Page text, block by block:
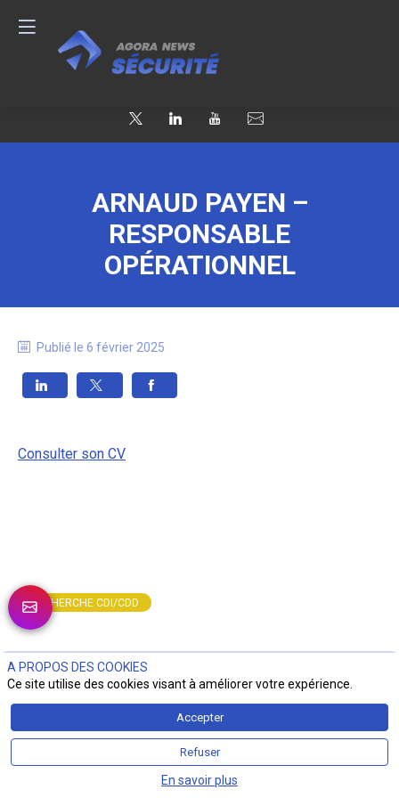
ARNAUD PAYEN –
RESPONSABLE
OPÉRATIONNEL
Publié le 6 février 2025
Consulter son CV
RECHERCHE CDI/CDD
A LA UNE
MICROSOFT DÉVOILE LE PREMIER MODÈLE D’IA DÉDIÉ
A PROPOS DES COOKIES
Ce site utilise des cookies visant à améliorer votre expérience.
Accepter
Refuser
En savoir plus